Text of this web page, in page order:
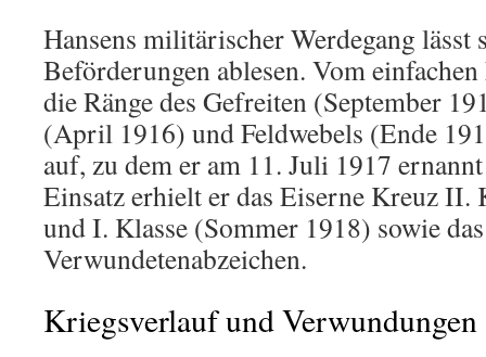
Hansens militärischer Werdegang lässt
Beförderungen ablesen. Vom
die Ränge des Gefreiten (September
(April 1916) und Feldwebels (Ende
auf, zu dem er am 11. Juli 1917
Einsatz erhielt er das Eiserne Kreuz II.
und I. Klasse (Sommer 1918) sowie das
Verwundetenabzeichen.
Kriegsverlauf und Verwundungen